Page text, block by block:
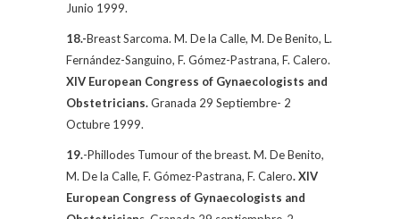
Junio 1999.
18.-Breast Sarcoma. M. De la Calle, M. De Benito, L.
Fernández-Sanguino, F. Gómez-Pastrana, F. Calero.
XIV European Congress of Gynaecologists and
Obstetricians.Granada 29 Septiembre- 2
Octubre 1999.
19.-Phillodes Tumour of the breast. M. De Benito,
M. De la Calle, F. Gómez-Pastrana, F. Calero. XIV
European Congress of Gynaecologists and